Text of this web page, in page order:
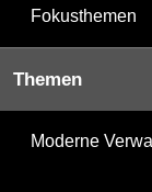
Fokusthemen
Themen
Moderne